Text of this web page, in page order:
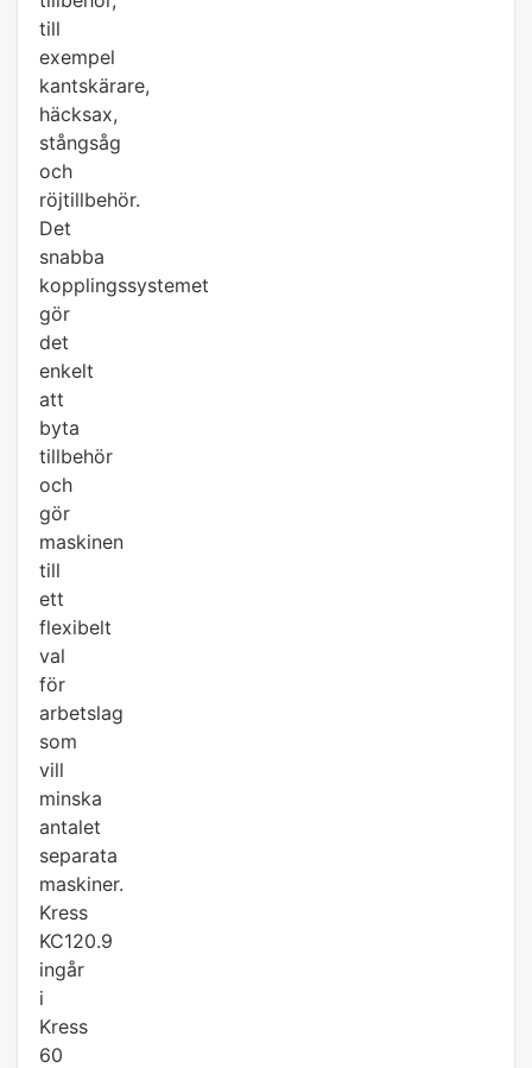
till
exempel
kantskärare,
häcksax,
stångsåg
och
röjtillbehör.
Det
snabba
kopplingssystemet
gör
det
enkelt
att
byta
tillbehör
och
gör
maskinen
till
ett
flexibelt
val
för
arbetslag
som
vill
minska
antalet
separata
maskiner.
Kress
KC120.9
ingår
i
Kress
60